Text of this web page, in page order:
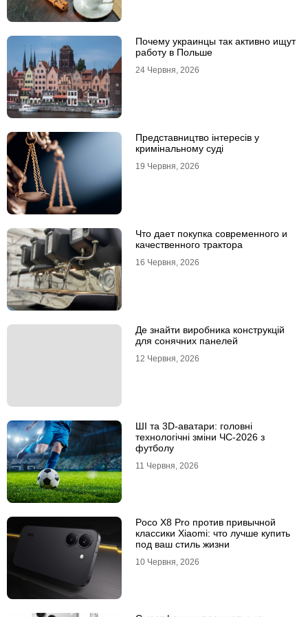
Почему украинцы так активно ищут
работу в Польше
24 Червня, 2026
Представництво інтересів у
кримінальному суді
19 Червня, 2026
Что дает покупка современного и
качественного трактора
16 Червня, 2026
Де знайти виробника конструкцій
для сонячних панелей
12 Червня, 2026
ШІ та 3D-аватари: головні
технологічні зміни ЧС-2026 з
футболу
11 Червня, 2026
Poco X8 Pro против привычной
классики Xiaomi: что лучше купить
под ваш стиль жизни
10 Червня, 2026